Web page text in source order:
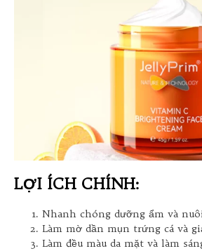
LỢI ÍCH CHÍNH:
Nhanh chóng dưỡng ẩm và
Làm mờ dần mụn trứng cá và
Làm đều màu da mặt và làm